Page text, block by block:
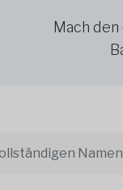
Mach